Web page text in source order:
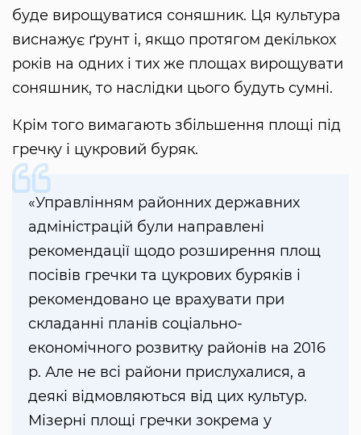
буде вирощуватися соняшник. Ця культура
виснажує ґрунт і, якщо протягом декількох
років на одних і тих же площах вирощувати
соняшник, то наслідки цього будуть сумні.
Крім того вимагають збільшення площі під
гречку і цукровий буряк.
«Управлінням районних державних
адміністрацій були направлені
рекомендації щодо розширення площ
посівів гречки та цукрових буряків і
рекомендовано це врахувати при
складанні планів соціально-
економічного розвитку районів на 2016
р. Але не всі райони прислухалися, а
деякі відмовляються від цих культур.
Мізерні площі гречки зокрема у